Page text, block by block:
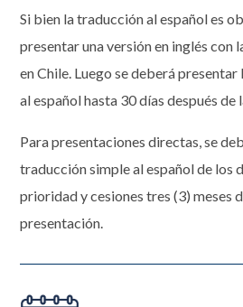
Si bien la traducción al español es
presentar una versión en inglés con
en Chile. Luego se deberá
al español hasta 30 días después de
Para presentaciones directas, se
traducción simple al español de los
prioridad y cesiones tres (3) meses
presentación.